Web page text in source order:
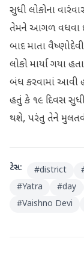
સુધી લોકોના
તેમને આગળ વધવા
બાદ માતા
લોકો માર્યા ગયા
બંધ કરવામાં આવી
હતું કે ૧૯ દિવસ સુધી
થશે, પરંતુ તેને
ટેગ્સ: #district
#Yatra #day
#Vaishno Devi